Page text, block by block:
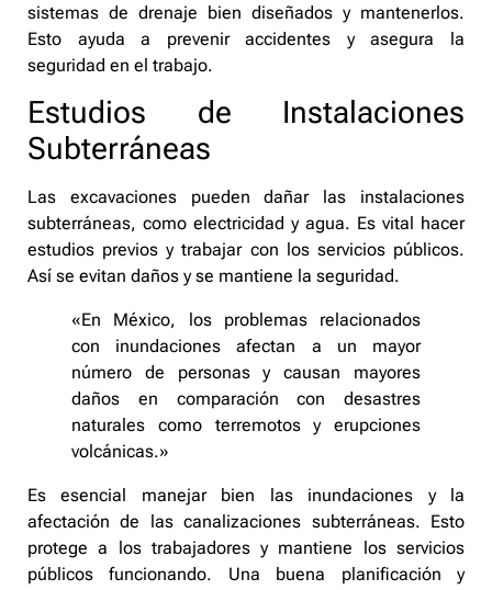
sistemas de drenaje bien diseñados y mantenerlos.
Esto ayuda a prevenir accidentes y asegura la
seguridad en el trabajo.
Estudios de Instalaciones
Subterráneas
Las excavaciones pueden dañar las instalaciones
subterráneas, como electricidad y agua. Es vital hacer
estudios previos y trabajar con los servicios públicos.
Así se evitan daños y se mantiene la seguridad.
«En México, los problemas relacionados
con inundaciones afectan a un mayor
número de personas y causan mayores
daños en comparación con desastres
naturales como terremotos y erupciones
volcánicas.»
Es esencial manejar bien las inundaciones y la
afectación de las canalizaciones subterráneas. Esto
protege a los trabajadores y mantiene los servicios
públicos funcionando. Una buena planificación y